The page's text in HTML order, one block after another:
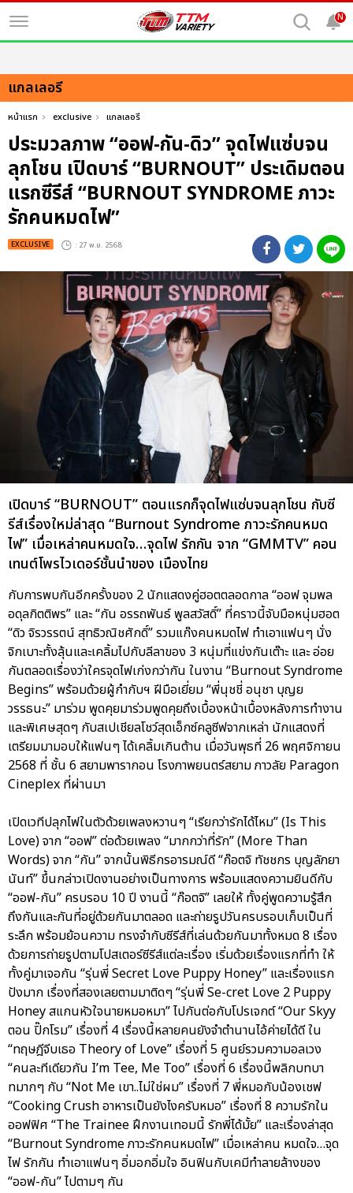
N
แกลเลอรี
หน้าแรก exclusive แกลเลอรี
ประมวลภาพ “ออฟ-กัน-ดิว” จุดไฟแซ่บจน
ลุกโชน เปิดบาร์ “BURNOUT” ประเดิมตอน
แรกซีรีส์ “BURNOUT SYNDROME ภาวะ
รักคนหมดไฟ”
EXCLUSIVE : 27 พ.ย. 2568
เปิดบาร์ “BURNOUT” ตอนแรกก็จุดไฟแซ่บจนลุกโชน กับซี
รีส์เรื่องใหม่ล่าสุด “Burnout Syndrome ภาวะรักคนหมด
ไฟ” เมื่อเหล่าคนหมดใจ…จุดไฟ รักกัน จาก “GMMTV” คอน
เทนต์โพรไวเดอร์ชั้นนำของ เมืองไทย
กับการพบกันอีกครั้งของ 2 นักแสดงคู่ฮอตตลอดกาล “ออฟ จุมพล
อดุลกิตติพร” และ “กัน อรรถพันธ์ พูลสวัสดิ์” ที่คราวนี้จับมือหนุ่มฮอต
“ดิว จิรวรรตน์ สุทธิวณิชศักดิ์” รวมแก๊งคนหมดไฟ ทำเอาแฟนๆ นั่ง
จิกเบาะทั้งลุ้นและเคลิ้มไปกับลีลาของ 3 หนุ่มที่แข่งกันเต๊าะ และ อ่อย
กันตลอดเรื่องว่าใครจุดไฟเก่งกว่ากัน ในงาน “Burnout Syndrome
Begins” พร้อมด้วยผู้กำกับฯ ฝีมือเยี่ยม “พี่นุชชี่ อนุชา บุญย
วรรธนะ” มาร่วม พูดคุยมาร่วมพูดคุยถึงเบื้องหน้าเบื้องหลังการทำงาน
และพิเศษสุดๆ กับสเปเชียลโชว์สุดเอ็กซ์คลูซีฟจากเหล่า นักแสดงที่
เตรียมมามอบให้แฟนๆ ได้เคลิ้มเกินต้าน เมื่อวันพุธที่ 26 พฤศจิกายน
2568 ที่ ชั้น 6 สยามพารากอน โรงภาพยนตร์สยาม ภาวลัย Paragon
Cineplex ที่ผ่านมา
เปิดเวทีปลุกไฟในตัวด้วยเพลงหวานๆ “เรียกว่ารักได้ไหม” (Is This
Love) จาก “ออฟ” ต่อด้วยเพลง “มากกว่าที่รัก” (More Than
Words) จาก “กัน” จากนั้นพิธีกรอารมณ์ดี “ก๊อตจิ ทัชชกร บุญลัภยา
นันท์” ขึ้นกล่าวเปิดงานอย่างเป็นทางการ พร้อมแสดงความยินดีกับ
“ออฟ-กัน” ครบรอบ 10 ปี งานนี้ “ก๊อตจิ” เลยให้ ทั้งคู่พูดความรู้สึก
ถึงกันและกันที่อยู่ด้วยกันมาตลอด และถ่ายรูปวันครบรอบเก็บเป็นที่
ระลึก พร้อมย้อนความ ทรงจำกับซีรีส์ที่เล่นด้วยกันมาทั้งหมด 8 เรื่อง
ด้วยการถ่ายรูปตามโปสเตอร์ซีรีส์แต่ละเรื่อง เริ่มด้วยเรื่องแรกที่ทำ ให้
ทั้งคู่มาเจอกัน “รุ่นพี่ Secret Love Puppy Honey” และเรื่องแรก
ปังมาก เรื่องที่สองเลยตามมาติดๆ “รุ่นพี่ Se-cret Love 2 Puppy
Honey สแกนหัวใจนายหมอหมา” ไปกันต่อกับโปรเจกต์ “Our Skyy
ตอน ปิ๊กโรม” เรื่องที่ 4 เรื่องนี้หลายคนยังจำตำนานไอ้ค่ายได้ดี ใน
“ทฤษฎีจีบเธอ Theory of Love” เรื่องที่ 5 ศูนย์รวมความอลเวง
“คนละทีเดียวกัน I’m Tee, Me Too” เรื่องที่ 6 เรื่องนี้พลิกบทบา
ทมากๆ กับ “Not Me เขา..ไม่ใช่ผม” เรื่องที่ 7 พี่หมอกับน้องเชฟ
“Cooking Crush อาหารเป็นยังไงครับหมอ” เรื่องที่ 8 ความรักใน
ออฟฟิศ “The Trainee ฝึกงานเทอมนี้ รักพี่ได้มั้ย” และเรื่องล่าสุด
“Burnout Syndrome ภาวะรักคนหมดไฟ” เมื่อเหล่าคน หมดใจ…จุด
ไฟ รักกัน ทำเอาแฟนๆ อิ่มอกอิ่มใจ อินฟินกับเคมีทำลายล้างของ
“ออฟ-กัน” ไปตามๆ กัน